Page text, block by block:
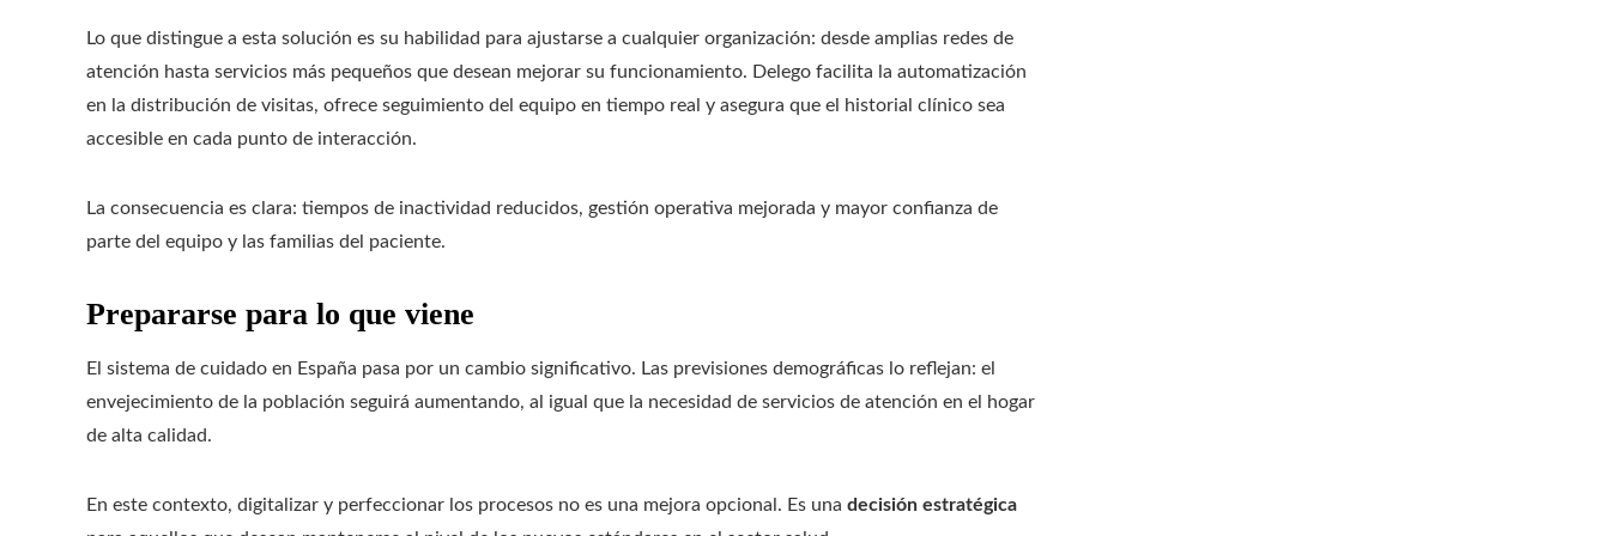
Lo que distingue a esta solución es su habilidad para ajustarse a cualquier organización: desde amplias redes de
atención hasta servicios más pequeños que desean mejorar su funcionamiento. Delego facilita la automatización
en la distribución de visitas, ofrece seguimiento del equipo en tiempo real y asegura que el historial clínico sea
accesible en cada punto de interacción.
La consecuencia es clara: tiempos de inactividad reducidos, gestión operativa mejorada y mayor confianza de
parte del equipo y las familias del paciente.
Prepararse para lo que viene
El sistema de cuidado en España pasa por un cambio significativo. Las previsiones demográficas lo reflejan: el
envejecimiento de la población seguirá aumentando, al igual que la necesidad de servicios de atención en el hogar
de alta calidad.
En este contexto, digitalizar y perfeccionar los procesos no es una mejora opcional. Es una decisión estratégica